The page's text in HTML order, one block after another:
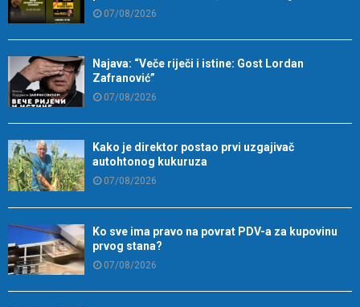
07/08/2026
Najava: “Veče riječi i istine: Gost Lordan
Zafranović”
07/08/2026
Kako je direktor postao prvi uzgajivač
autohtonog kukuruza
07/08/2026
Ko sve ima pravo na povrat PDV-a za kupovinu
prvog stana?
07/08/2026